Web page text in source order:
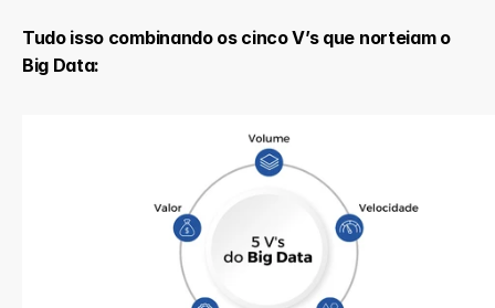
Tudo isso combinando os cinco V’s que norteiam o
Big Data: